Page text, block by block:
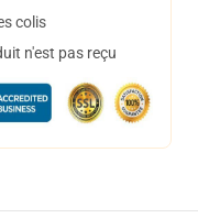
colis
n'est pas reçu